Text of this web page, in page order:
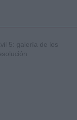
5: galería de los